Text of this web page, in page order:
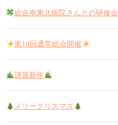
総合南東北病院さんとの研修会
第10回通常総会開催
謹賀新年
メリークリスマス